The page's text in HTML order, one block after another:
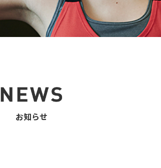
お知らせ